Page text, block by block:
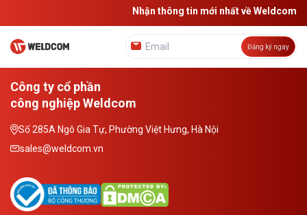
Nhận thông tin mới nhất về Weldcom
Đăng ký ngay
Công ty cổ phần
công nghiệp Weldcom
Số 285A Ngô Gia Tự, Phường Việt Hưng, Hà Nội
sales@weldcom.vn